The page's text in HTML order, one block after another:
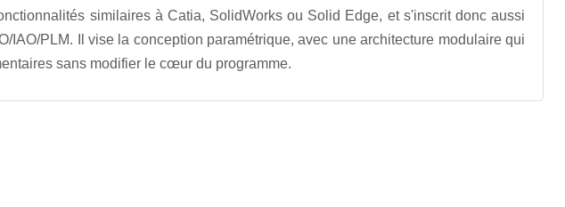
similaires à Catia, SolidWorks ou Solid Edge, et s'inscrit donc aussi
IAO/PLM. Il vise la conception paramétrique, avec une architecture modulaire qui
sans modifier le cœur du programme.